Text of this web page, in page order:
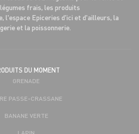
frais, les produits
l'espace Epiceries d'ici et d'ailleurs, la
et la poissonnerie.
DU MOMENT
GRENADE
PASSE-CRASSANE
BANANE VERTE